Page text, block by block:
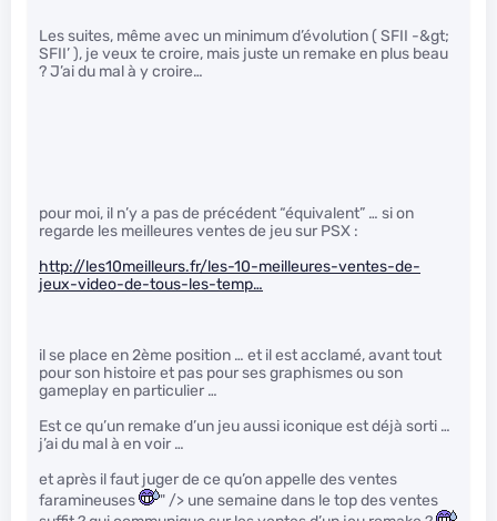
Les suites, même avec un minimum d’évolution ( SFII -&gt;
SFII’ ), je veux te croire, mais juste un remake en plus beau
? J’ai du mal à y croire…
pour moi, il n’y a pas de précédent “équivalent” … si on
regarde les meilleures ventes de jeu sur PSX :
http://les10meilleurs.fr/les-10-meilleures-ventes-de-
jeux-video-de-tous-les-temp…
il se place en 2ème position … et il est acclamé, avant tout
pour son histoire et pas pour ses graphismes ou son
gameplay en particulier …
Est ce qu’un remake d’un jeu aussi iconique est déjà sorti …
j’ai du mal à en voir …
et après il faut juger de ce qu’on appelle des ventes
faramineuses
" /> une semaine dans le top des ventes